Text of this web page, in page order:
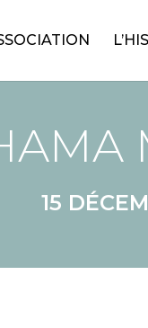
15